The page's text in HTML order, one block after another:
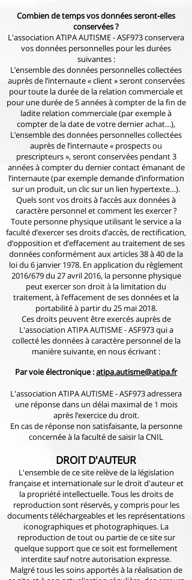
Combien de temps vos données seront-elles
conservées ?
L'association ATIPA AUTISME - ASF973 conservera
vos données personnelles pour les durées
suivantes :
L’ensemble des données personnelles collectées
auprès de l’internaute « client » seront conservées
pour toute la durée de la relation commerciale et
pour une durée de 5 années à compter de la fin de
ladite relation commerciale (par exemple à
compter de la date de votre dernier achat…),
L’ensemble des données personnelles collectées
auprès de l’internaute « prospects ou
prescripteurs », seront conservées pendant 3
années à compter du dernier contact émanant de
l’internaute (par exemple demande d’information
sur un produit, un clic sur un lien hypertexte…).
Quels sont vos droits à l’accès aux données à
caractère personnel et comment les exercer ?
Toute personne physique utilisant le service a la
faculté d’exercer ses droits d’accès, de rectification,
d’opposition et d’effacement au traitement de ses
données conformément aux articles 38 à 40 de la
loi du 6 janvier 1978. En application du règlement
2016/679 du 27 avril 2016, la personne physique
peut exercer son droit à la limitation du
traitement, à l’effacement de ses données et la
portabilité à partir du 25 mai 2018.
Ces droits peuvent être exercés auprès de
L'association ATIPA AUTISME - ASF973 qui a
collecté les données à caractère personnel de la
manière suivante, en nous écrivant :
Par voie électronique :atipa.autisme@atipa.fr
L'association ATIPA AUTISME - ASF973 adressera
une réponse dans un délai maximal de 1 mois
après l’exercice du droit.
En cas de réponse non satisfaisante, la personne
concernée à la faculté de saisir la CNIL
DROIT D'AUTEUR
L'ensemble de ce site relève de la législation
française et internationale sur le droit d'auteur et
la propriété intellectuelle. Tous les droits de
reproduction sont réservés, y compris pour les
documents téléchargeables et les représentations
iconographiques et photographiques. La
reproduction de tout ou partie de ce site sur
quelque support que ce soit est formellement
interdite sauf notre autorisation expresse.
Malgré tous les soins apportés à la réalisation de